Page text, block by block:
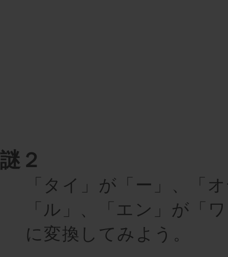
謎２
「タイ」が「ー」、「
「ル」、「エン」が「
に変換してみよう。